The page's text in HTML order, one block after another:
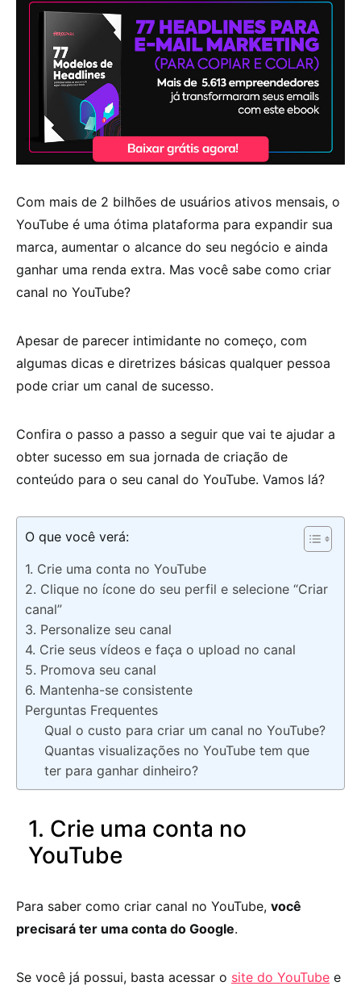
Com mais de 2 bilhões de usuários ativos mensais, o
YouTube é uma ótima plataforma para expandir sua
marca, aumentar o alcance do seu negócio e ainda
ganhar uma renda extra. Mas você sabe como criar
canal no YouTube?
Apesar de parecer intimidante no começo, com
algumas dicas e diretrizes básicas qualquer pessoa
pode criar um canal de sucesso.
Confira o passo a passo a seguir que vai te ajudar a
obter sucesso em sua jornada de criação de
conteúdo para o seu canal do YouTube. Vamos lá?
O que você verá:
1. Crie uma conta no YouTube
2. Clique no ícone do seu perfil e selecione “Criar
canal”
3. Personalize seu canal
4. Crie seus vídeos e faça o upload no canal
5. Promova seu canal
6. Mantenha-se consistente
Perguntas Frequentes
Qual o custo para criar um canal no YouTube?
Quantas visualizações no YouTube tem que
ter para ganhar dinheiro?
1. Crie uma conta no
YouTube
Para saber como criar canal no YouTube, você
precisará ter uma conta do Google.
Se você já possui, basta acessar o site do YouTube e